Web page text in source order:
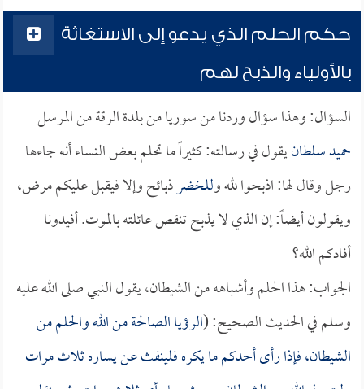
حكم الحلم الذي يدعو إلى الاستغاثة
بالأولياء والذبح لهم
السؤال: وهذا سؤال وردنا من سوريا من بلدة الرقة من المرسل
حميد سلطانيقول في رسالته: كثيراً ما تحلم بعض النساء أنه جاءها
رجل وقال لها: اذبحوا لله وللخضرذبائح وإلا فيقبل عليكم مرض،
ويقولون أيضاً: إن الذي لا يذبح تنقص عائلته بالموت. أفيدونا
أفادكم الله؟
الجواب: هذا الحلم وأشباهه من الشيطان، يقول النبي صلى الله عليه
وسلم في الحديث الصحيح: (الرؤيا الصالحة من الله والحلم من
الشيطان، فإذا رأى أحدكم ما يكره فلينفث عن يساره ثلاث مرات